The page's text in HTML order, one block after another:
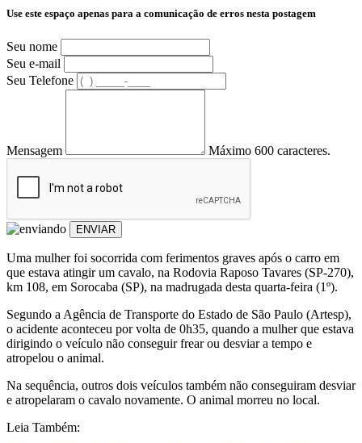
Use este espaço apenas para a comunicação de erros nesta postagem
Seu nome
Seu e-mail
Seu Telefone
Mensagem Máximo 600 caracteres.
ENVIAR
Uma mulher foi socorrida com ferimentos graves após o carro em
que estava atingir um cavalo, na Rodovia Raposo Tavares (SP-270),
km 108, em Sorocaba (SP), na madrugada desta quarta-feira (1º).
Segundo a Agência de Transporte do Estado de São Paulo (Artesp),
o acidente aconteceu por volta de 0h35, quando a mulher que estava
dirigindo o veículo não conseguir frear ou desviar a tempo e
atropelou o animal.
Na sequência, outros dois veículos também não conseguiram desviar
e atropelaram o cavalo novamente. O animal morreu no local.
Leia Também: